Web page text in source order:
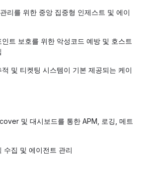
리를 위한 중앙 집중형 인제스트 및 에이
인트 보호를 위한 악성코드 예방 및 호스트
적 및 티켓팅 시스템이 기본 제공되는 케이
및 대시보드를 통한 APM, 로깅, 메트
수집 및 에이전트 관리